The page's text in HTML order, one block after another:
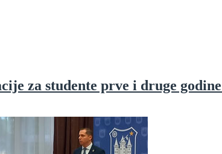
za studente prve i druge